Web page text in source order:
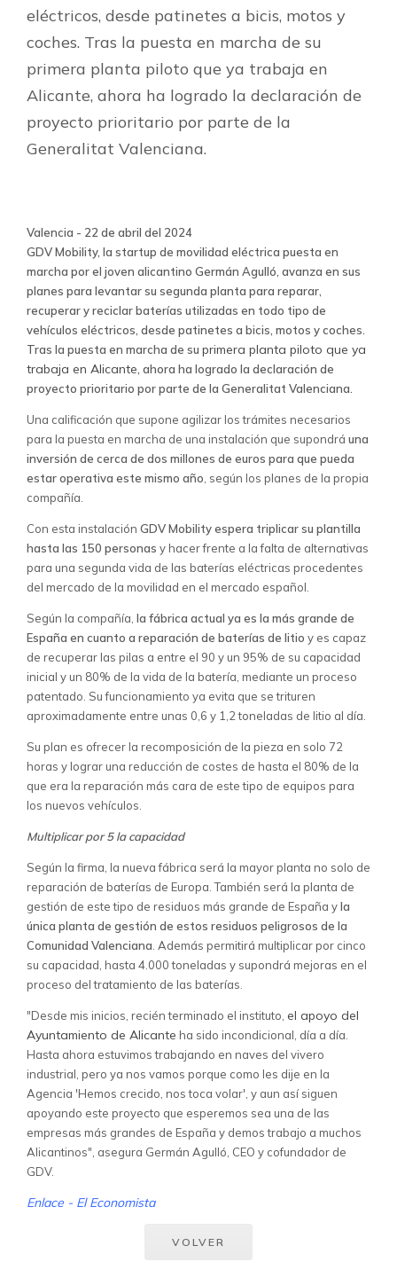
eléctricos, desde patinetes a bicis, motos y
coches. Tras la puesta en marcha de su
primera planta piloto que ya trabaja en
Alicante, ahora ha logrado la declaración de
proyecto prioritario por parte de la
Generalitat Valenciana.
Valencia - 22 de abril del 2024
GDV Mobility, la startup de movilidad eléctrica puesta en
marcha por el joven alicantino Germán Agulló, avanza en sus
planes para levantar su segunda planta para reparar,
recuperar y reciclar baterías utilizadas en todo tipo de
vehículos eléctricos, desde patinetes a bicis, motos y coches.
Tras la puesta en marcha de su primera planta piloto que ya
trabaja en Alicante , ahora ha logrado la declaración de
proyecto prioritario por parte de la Generalitat Valenciana
Una calificación que supone agilizar los trámites necesarios
para la puesta en marcha de una instalación que supondrá una
inversión de cerca de dos millones de euros para que pueda
estar operativa este mismo año , según los planes de la propia
compañía.
Con esta instalación GDV Mobility espera triplicar su plantilla
hasta las 150 personas y hacer frente a la falta de alternativas
para una segunda vida de las baterías eléctricas procedentes
del mercado de la movilidad en el mercado español.
Según la compañía, la fábrica actual ya es la más grande de
España en cuanto a reparación de baterías de litio y es capaz
de recuperar las pilas a entre el 90 y un 95% de su capacidad
inicial y un 80% de la vida de la batería, mediante un proceso
patentado. Su funcionamiento ya evita que se trituren
aproximadamente entre unas 0,6 y 1,2 toneladas de litio al día.
Su plan es ofrecer la recomposición de la pieza en solo 72
horas y lograr una reducción de costes de hasta el 80% de la
que era la reparación más cara de este tipo de equipos para
los nuevos vehículos.
Multiplicar por 5 la capacidad
Según la firma, la nueva fábrica será la mayor planta no solo de
reparación de baterías de Europa. También será la planta de
gestión de este tipo de residuos más grande de España yla
única planta de gestión de estos residuos peligrosos de la
Comunidad Valenciana . Además permitirá multiplicar por cinco
su capacidad, hasta 4.000 toneladas y supondrá mejoras en el
proceso del tratamiento de las baterías.
"Desde mis inicios, recién terminado el instituto, el apoyo del
Ayuntamiento de Alicante ha sido incondicional, día a día.
Hasta ahora estuvimos trabajando en naves del vivero
industrial, pero ya nos vamos porque como les dije en la
Agencia 'Hemos crecido, nos toca volar', y aun así siguen
apoyando este proyecto que esperemos sea una de las
empresas más grandes de España y demos trabajo a muchos
Alicantinos", asegura Germán Agulló, CEO y cofundador de
GDV.
Enlace - El Economista
VOLVER